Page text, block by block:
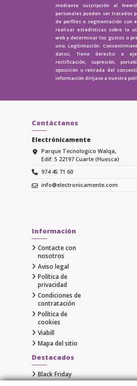
mediante suscripción al
personales pueden ser tratados
de perfiles o segmentación con
realizar estadísticas sobre la
web y determinar los gustos o
uno; Legitimación:
datos; Tiene derecho a
rectificación, supresión,
oposición o retirada del
información diríjase a nuestra
Contáctanos
Electrónicamente
Parque Tecnologico Walqa,
Edif. 5 22197 Cuarte (Huesca)
974 45 71 60
info@electronicamente.com
Información
Contacte con
nosotros
Aviso legal
Política de
privacidad
Condiciones de
contratación
Política de
cookies
Viabill
Mapa del sitio
Destacados
Black Friday